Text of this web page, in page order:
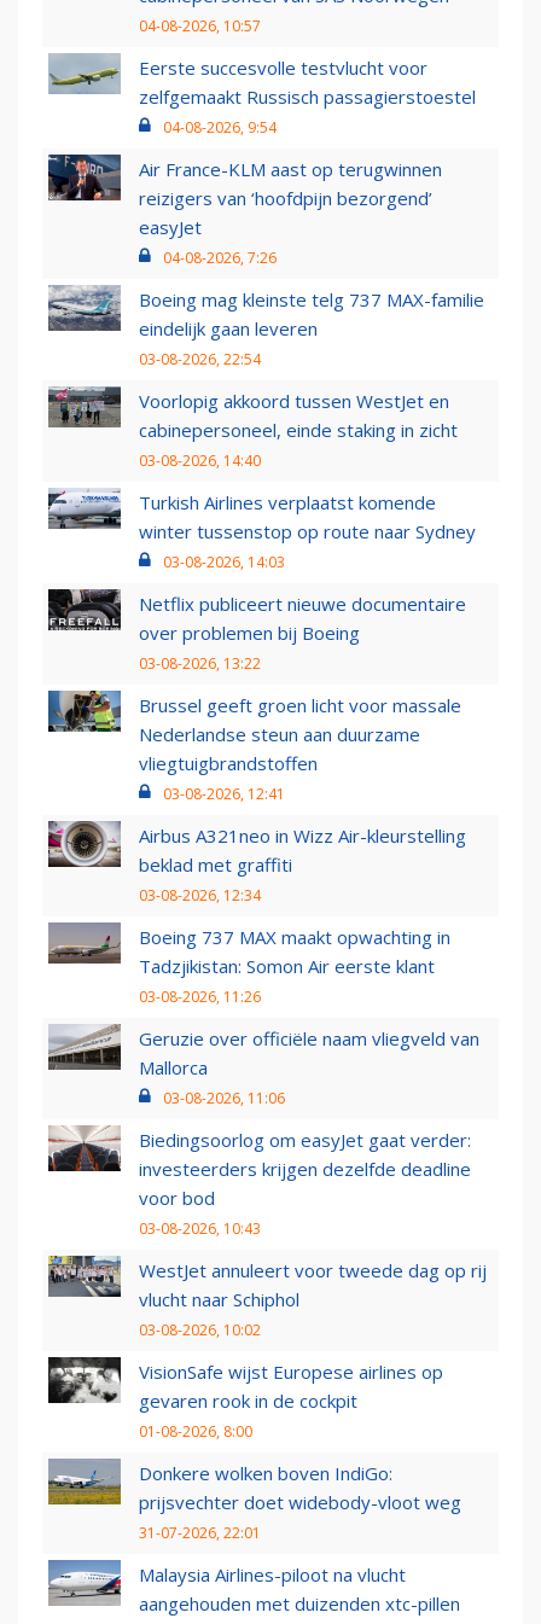
04-08-2026, 10:57
Eerste succesvolle testvlucht voor
zelfgemaakt Russisch passagierstoestel
04-08-2026, 9:54
Air France-KLM aast op terugwinnen
reizigers van ‘hoofdpijn bezorgend’
easyJet
04-08-2026, 7:26
Boeing mag kleinste telg 737 MAX-familie
eindelijk gaan leveren
03-08-2026, 22:54
Voorlopig akkoord tussen WestJet en
cabinepersoneel, einde staking in zicht
03-08-2026, 14:40
Turkish Airlines verplaatst komende
winter tussenstop op route naar Sydney
03-08-2026, 14:03
Netflix publiceert nieuwe documentaire
over problemen bij Boeing
03-08-2026, 13:22
Brussel geeft groen licht voor massale
Nederlandse steun aan duurzame
vliegtuigbrandstoffen
03-08-2026, 12:41
Airbus A321neo in Wizz Air-kleurstelling
beklad met graffiti
03-08-2026, 12:34
Boeing 737 MAX maakt opwachting in
Tadzjikistan: Somon Air eerste klant
03-08-2026, 11:26
Geruzie over officiële naam vliegveld van
Mallorca
03-08-2026, 11:06
Biedingsoorlog om easyJet gaat verder:
investeerders krijgen dezelfde deadline
voor bod
03-08-2026, 10:43
WestJet annuleert voor tweede dag op rij
vlucht naar Schiphol
03-08-2026, 10:02
VisionSafe wijst Europese airlines op
gevaren rook in de cockpit
01-08-2026, 8:00
Donkere wolken boven IndiGo:
prijsvechter doet widebody-vloot weg
31-07-2026, 22:01
Malaysia Airlines-piloot na vlucht
aangehouden met duizenden xtc-pillen